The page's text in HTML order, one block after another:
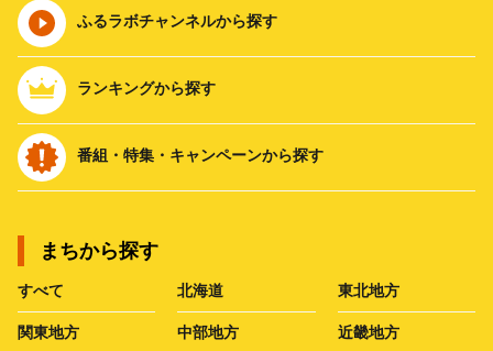
ふるラボチャンネルから探す
ランキングから探す
番組・特集・キャンペーンから探す
まちから探す
すべて 北海道 東北地方
関東地方 中部地方 近畿地方